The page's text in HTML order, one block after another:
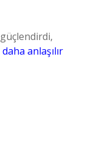
güçlendirdi,
daha anlaşılır